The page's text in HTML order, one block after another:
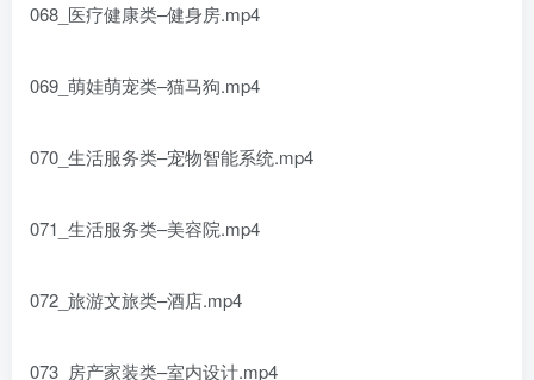
068_医疗健康类–健身房.mp4
069_萌娃萌宠类–猫马狗.mp4
070_生活服务类–宠物智能系统.mp4
071_生活服务类–美容院.mp4
072_旅游文旅类–酒店.mp4
073_房产家装类–室内设计.mp4